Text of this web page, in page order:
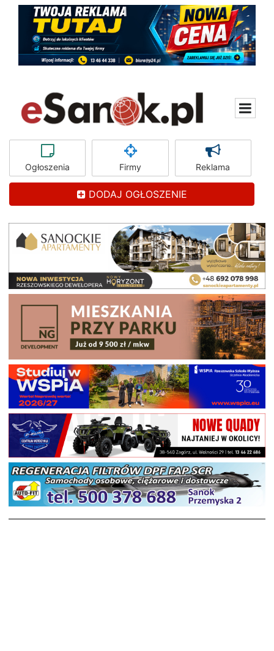
Ogłoszenia Firmy Reklama
DODAJ OGŁOSZENIE